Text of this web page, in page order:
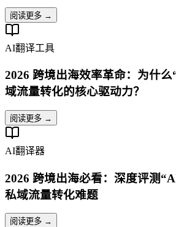
阅读更多 →
AI翻译工具
2026 跨境出海效率革命：为什
域流量转化的核心驱动力？
阅读更多 →
AI翻译器
2026 跨境出海必看：深度评测
私域流量转化难题
阅读更多 →